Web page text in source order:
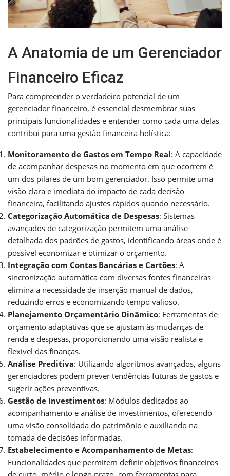
A Anatomia de um Gerenciador
Financeiro Eficaz
Para compreender o verdadeiro potencial de um
gerenciador financeiro, é essencial desmembrar suas
principais funcionalidades e entender como cada uma delas
contribui para uma gestão financeira holística:
Monitoramento de Gastos em Tempo Real: A capacidade
de acompanhar despesas no momento em que ocorrem é
um dos pilares de um bom gerenciador. Isso permite uma
visão clara e imediata do impacto de cada decisão
financeira, facilitando ajustes rápidos quando necessário.
Categorização Automática de Despesas: Sistemas
avançados de categorização permitem uma análise
detalhada dos padrões de gastos, identificando áreas onde é
possível economizar e otimizar o orçamento.
Integração com Contas Bancárias e Cartões: A
sincronização automática com diversas fontes financeiras
elimina a necessidade de inserção manual de dados,
reduzindo erros e economizando tempo valioso.
Planejamento Orçamentário Dinâmico: Ferramentas de
orçamento adaptativas que se ajustam às mudanças de
renda e despesas, proporcionando uma visão realista e
flexível das finanças.
Análise Preditiva: Utilizando algoritmos avançados, alguns
gerenciadores podem prever tendências futuras de gastos e
sugerir ações preventivas.
Gestão de Investimentos: Módulos dedicados ao
acompanhamento e análise de investimentos, oferecendo
uma visão consolidada do patrimônio e auxiliando na
tomada de decisões informadas.
Estabelecimento e Acompanhamento de Metas:
Funcionalidades que permitem definir objetivos financeiros